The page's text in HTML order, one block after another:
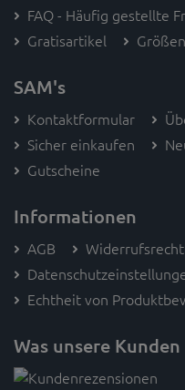
FAQ - Häufig gestellte
Gratisartikel
SAM's
Kontaktformular
Sicher einkaufen
Gutscheine
Informationen
AGB Widerrufsrecht
Echtheit von
Was unsere